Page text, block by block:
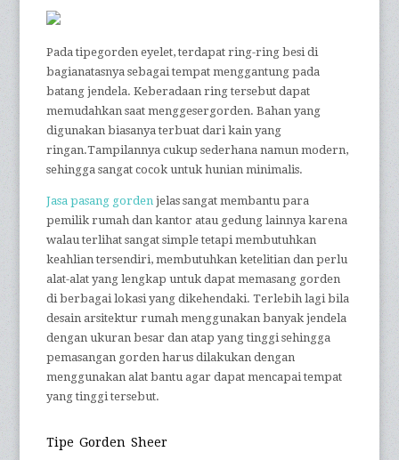
Pada tipegorden eyelet, terdapat ring-ring besi di
bagianatasnya sebagai tempat menggantung pada
batang jendela. Keberadaan ring tersebut dapat
memudahkan saat menggesergorden. Bahan yang
digunakan biasanya terbuat dari kain yang
ringan.Tampilannya cukup sederhana namun modern,
sehingga sangat cocok untuk hunian minimalis.
Jasa pasang gorden jelas sangat membantu para
pemilik rumah dan kantor atau gedung lainnya karena
walau terlihat sangat simple tetapi membutuhkan
keahlian tersendiri, membutuhkan ketelitian dan perlu
alat-alat yang lengkap untuk dapat memasang gorden
di berbagai lokasi yang dikehendaki. Terlebih lagi bila
desain arsitektur rumah menggunakan banyak jendela
dengan ukuran besar dan atap yang tinggi sehingga
pemasangan gorden harus dilakukan dengan
menggunakan alat bantu agar dapat mencapai tempat
yang tinggi tersebut.
Tipe Gorden Sheer